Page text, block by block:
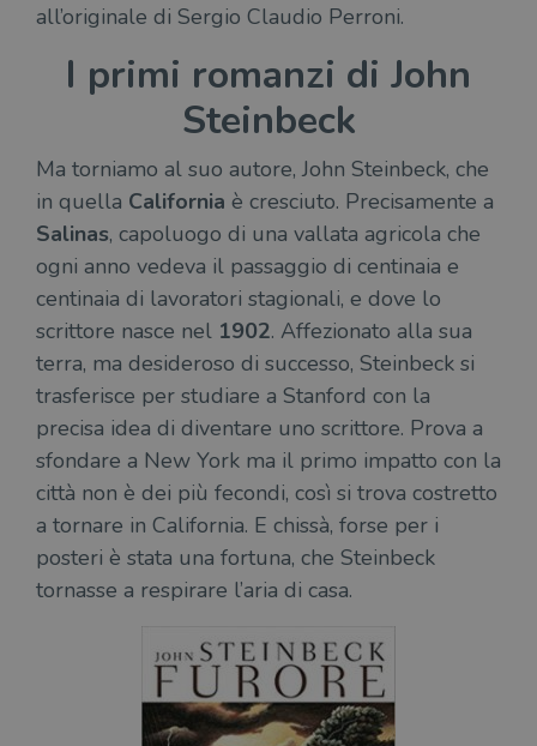
all’originale di Sergio Claudio Perroni.
I primi romanzi di John
Steinbeck
Ma torniamo al suo autore, John Steinbeck, che
in quella California è cresciuto. Precisamente a
Salinas, capoluogo di una vallata agricola che
ogni anno vedeva il passaggio di centinaia e
centinaia di lavoratori stagionali, e dove lo
scrittore nasce nel 1902. Affezionato alla sua
terra, ma desideroso di successo, Steinbeck si
trasferisce per studiare a Stanford con la
precisa idea di diventare uno scrittore. Prova a
sfondare a New York ma il primo impatto con la
città non è dei più fecondi, così si trova costretto
a tornare in California. E chissà, forse per i
posteri è stata una fortuna, che Steinbeck
tornasse a respirare l’aria di casa.